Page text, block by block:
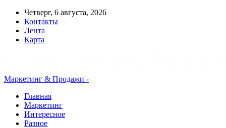
Четверг, 6 августа, 2026
Контакты
Лента
Карта
Маркетинг & Продажи -
Главная
Маркетинг
Интересное
Разное